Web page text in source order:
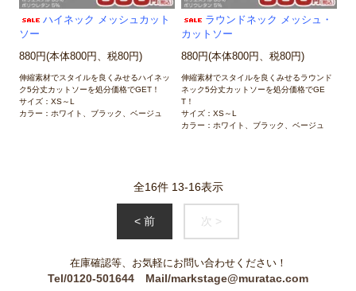
ハイネック メッシュカット
ソー
880円(本体800円、税80円)
伸縮素材でスタイルを良くみせるハイネッ
ク5分丈カットソーを処分価格でGET！
サイズ：XS～L
カラー：ホワイト、ブラック、ベージュ
ラウンドネック メッシュ・
カットソー
880円(本体800円、税80円)
伸縮素材でスタイルを良くみせるラウンド
ネック5分丈カットソーを処分価格でGE
T！
サイズ：XS～L
カラー：ホワイト、ブラック、ベージュ
全16件 13-16表示
< 前 次 >
在庫確認等、お気軽にお問い合わせください！
Tel/0120-501644 Mail/markstage@muratac.com